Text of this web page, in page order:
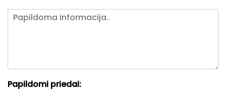
Papildomi priedai: